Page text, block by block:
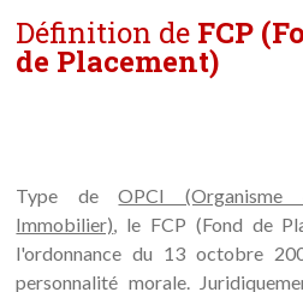
Définition de FCP
de Placement)
Type deOPCI (Organisme
Immobilier), le FCP (Fond de
l'ordonnance du 13 octobre
personnalité morale.